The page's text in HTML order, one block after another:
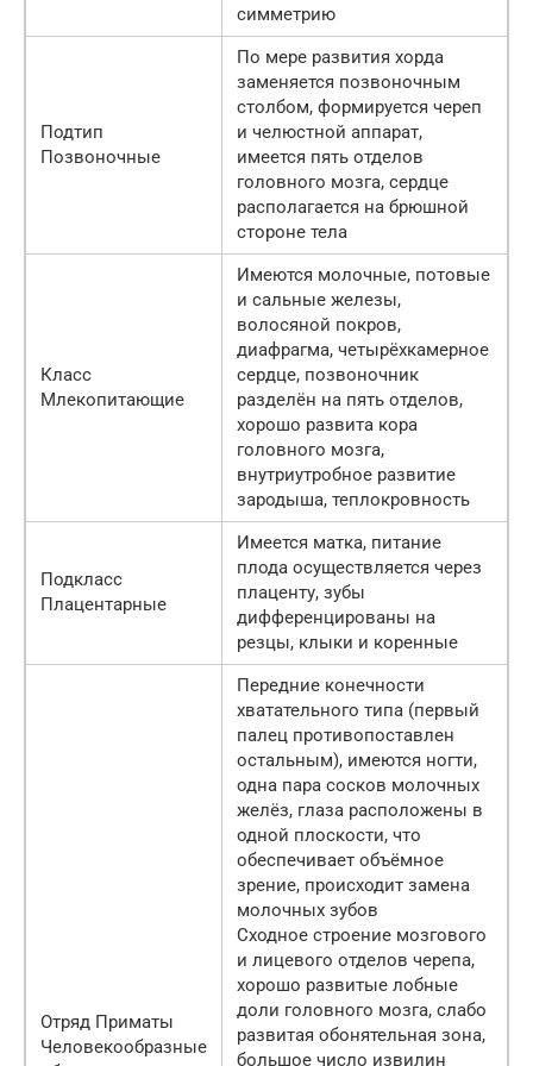
симметрию
Подтип
Позвоночные
По мере развития хорда
заменяется позвоночным
столбом, формируется череп
и челюстной аппарат,
имеется пять отделов
головного мозга, сердце
располагается на брюшной
стороне тела
Класс
Млекопитающие
Имеются молочные, потовые
и сальные железы,
волосяной покров,
диафрагма, четырёхкамерное
сердце, позвоночник
разделён на пять отделов,
хорошо развита кора
головного мозга,
внутриутробное развитие
зародыша, теплокровность
Подкласс
Плацентарные
Имеется матка, питание
плода осуществляется через
плаценту, зубы
дифференцированы на
резцы, клыки и коренные
Отряд Приматы
Человекообразные
Передние конечности
хватательного типа (первый
палец противопоставлен
остальным), имеются ногти,
одна пара сосков молочных
желёз, глаза расположены в
одной плоскости, что
обеспечивает объёмное
зрение, происходит замена
молочных зубов
Сходное строение мозгового
и лицевого отделов черепа,
хорошо развитые лобные
доли головного мозга, слабо
развитая обонятельная зона,
большое число извилин